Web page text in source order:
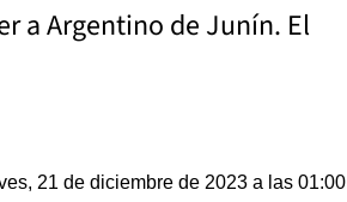
a Argentino de Junín. El
21 de diciembre de 2023 a las 01:00